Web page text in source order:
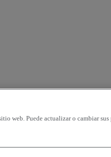
web. Puede actualizar o cambiar